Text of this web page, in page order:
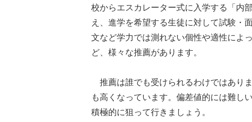
校からエスカレーター式に入学する「内
え、進学を希望する生徒に対して試験・
文など学力では測れない個性や適性によ
ど、様々な推薦があります。
推薦は誰でも受けられるわけではあり
も高くなっています。偏差値的には難し
積極的に狙って行きましょう。